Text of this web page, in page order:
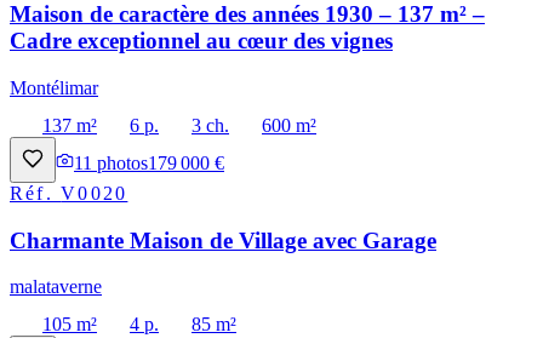
Maison de caractère des années 1930 – 137 m² –
Cadre exceptionnel au cœur des vignes
Montélimar
137 m²
6 p. 3 ch.
600 m²
11 photos179 000 €
Réf.V0020
Charmante Maison de Village avec Garage
malataverne
105 m²
4 p.
85 m²